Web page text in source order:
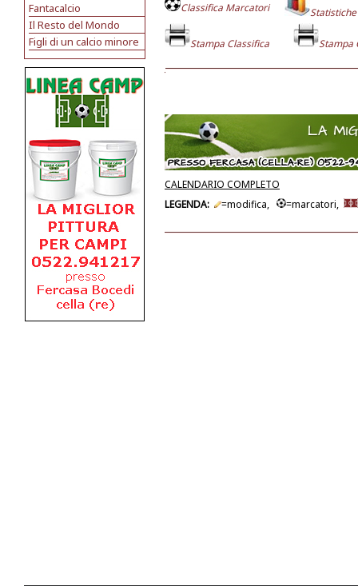
Fantacalcio
Il Resto del Mondo
Figli di un calcio minore
Classifica Marcatori
Stampa Classifica Stampa
CALENDARIO COMPLETO
LEGENDA:
=modifica, =marcatori,